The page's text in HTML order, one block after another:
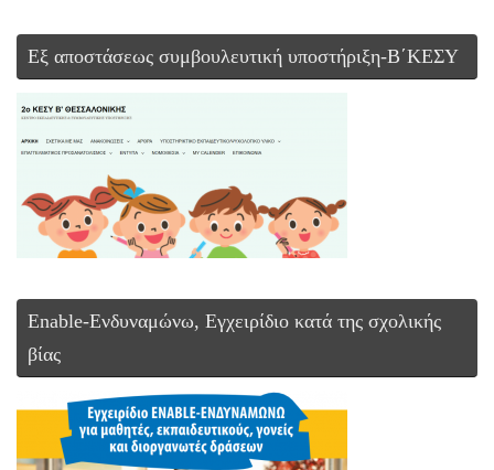
Εξ αποστάσεως συμβουλευτική υποστήριξη-Β΄ΚΕΣΥ
Enable-Ενδυναμώνω, Εγχειρίδιο κατά της σχολικής
βίας